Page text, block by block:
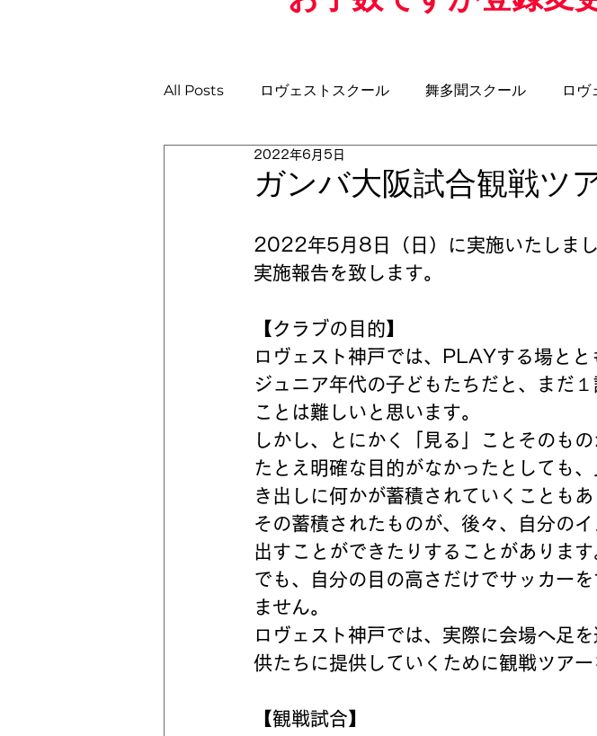
All Posts ロヴェストスクール 舞多聞スクール ロヴ
土曜日GKスクール
U-10 U-9 U-8 U-7 U-6
ガンバ大阪試合観戦
2022年6月5日
2022年5月8日（日）に実施いたしま
実施報告を致します。
【クラブの目的】​
ロヴェスト神戸では、PLAYする場と
ジュニア年代の子どもたちだと、まだ
ことは難しいと思います。
しかし、とにかく「見る」ことそのもの
たとえ明確な目的がなかったとしても
き出しに何かが蓄積されていくことも
その蓄積されたものが、後々、自分の
出すことができたりすることがあります
でも、自分の目の高さだけでサッカー
ません。
ロヴェスト神戸では、実際に会場へ足
供たちに提供していくために観戦ツアー
【観戦試合】